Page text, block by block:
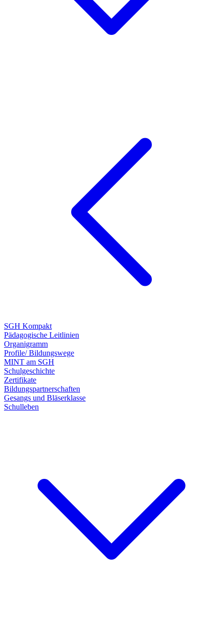
SGH Kompakt
Pädagogische Leitlinien
Organigramm
Profile/ Bildungswege
MINT am SGH
Schulgeschichte
Zertifikate
Bildungspartnerschaften
Gesangs und Bläserklasse
Schulleben